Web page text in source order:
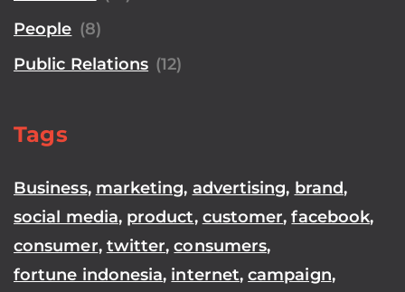
People (8)
Public Relations (12)
Tags
Business, marketing, advertising, brand,
social media, product, customer,facebook,
consumer, twitter,consumers,
fortune indonesia, internet,campaign,